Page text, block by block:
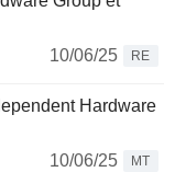
10/06/25
RE
Hardware
10/06/25
MT